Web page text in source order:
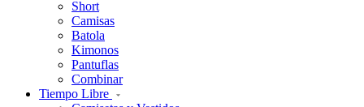
Short
Camisas
Batola
Kimonos
Pantuflas
Combinar
Tiempo Libre